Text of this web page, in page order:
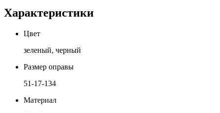
Характеристики
Цвет
зеленый, черный
Размер оправы
51-17-134
Материал